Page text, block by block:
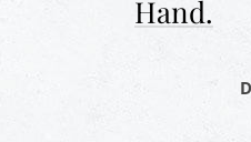
Hand.